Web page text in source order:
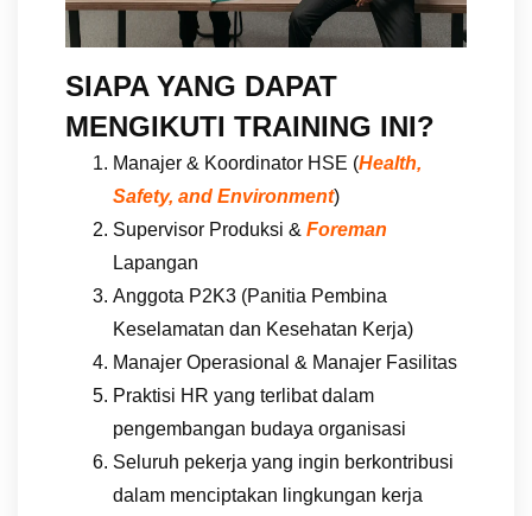
SIAPA YANG DAPAT
MENGIKUTI TRAINING INI?
Manajer & Koordinator HSE (Health,
Safety, and Environment)
Supervisor Produksi & Foreman
Lapangan
Anggota P2K3 (Panitia Pembina
Keselamatan dan Kesehatan Kerja)
Manajer Operasional & Manajer Fasilitas
Praktisi HR yang terlibat dalam
pengembangan budaya organisasi
Seluruh pekerja yang ingin berkontribusi
dalam menciptakan lingkungan kerja